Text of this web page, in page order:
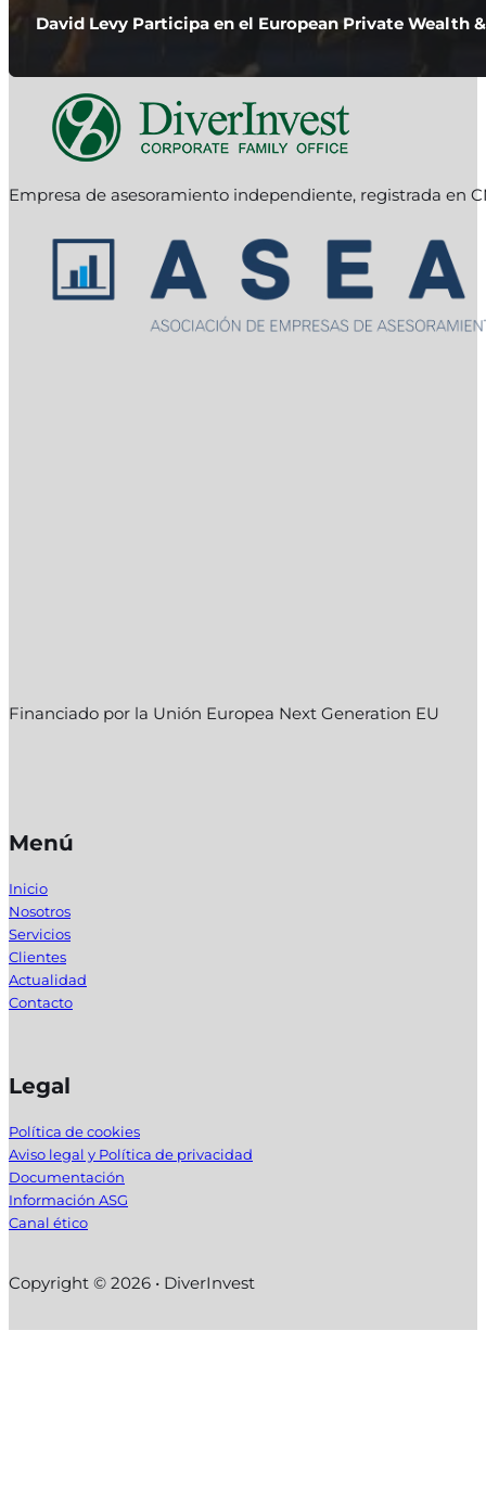
David Levy Participa en el European Private Wealth
Empresa de asesoramiento independiente, registrada en
Financiado por la Unión Europea Next Generation EU
Menú
Inicio
Nosotros
Servicios
Clientes
Actualidad
Contacto
Legal
Política de cookies
Aviso legal y Política de privacidad
Documentación
Información ASG
Canal ético
Copyright © 2026 • DiverInvest